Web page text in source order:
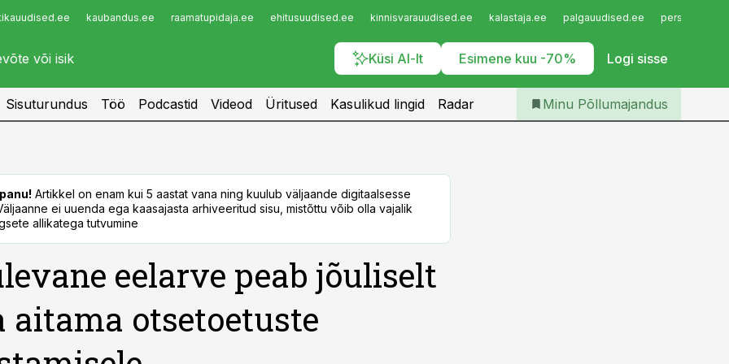
kaubandus.ee raamatupidaja.ee ehitusuudised.ee kinnisvarauudised.ee kalastaja.ee palgauudised.ee
Küsi AI-lt Esimene kuu -70% Logi sisse
Infopank
Iseteenindus
Telli Põllumajandus
Sisuturundus Töö Podcastid Videod Üritused Kasulikud lingid Radar Minu Põllumajandus
Artikkel on enam kui 5 aastat vana ning kuulub väljaande digitaalsesse
ei uuenda ega kaasajasta arhiveeritud sisu, mistõttu võib olla vajalik
allikatega tutvumine
eelarve peab jõuliselt
aitama otsetoetuste